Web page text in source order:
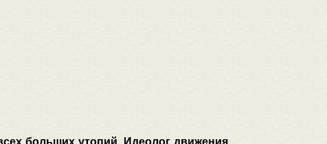
больших утопий. Идеолог движения